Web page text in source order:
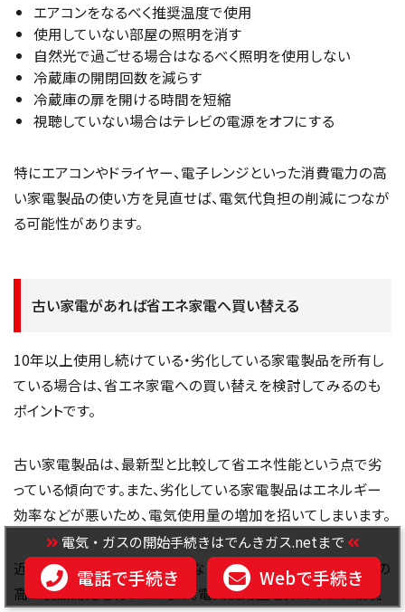
エアコンをなるべく推奨温度で使用
使用していない部屋の照明を消す
自然光で過ごせる場合はなるべく照明を使用しない
冷蔵庫の開閉回数を減らす
冷蔵庫の扉を開ける時間を短縮
視聴していない場合はテレビの電源をオフにする
特にエアコンやドライヤー、電子レンジといった消費電力の高
い家電製品の使い方を見直せば、電気代負担の削減につなが
る可能性があります。
古い家電があれば省エネ家電へ買い替える
10年以上使用し続けている・劣化している家電製品を所有し
ている場合は、省エネ家電への買い替えを検討してみるのも
ポイントです。
古い家電製品は、最新型と比較して省エネ性能という点で劣
っている傾向です。また、劣化している家電製品はエネルギー
効率などが悪いため、電気使用量の増加を招いてしまいます。
近年ではSDGsや脱炭素政策などにより、企業も省エネ性能の
高い製品開発を行っています。電気使用量を抑えやすい環境
電気・ガスの開始手続きはでんきガス.netまで
電話で手続き Webで手続き